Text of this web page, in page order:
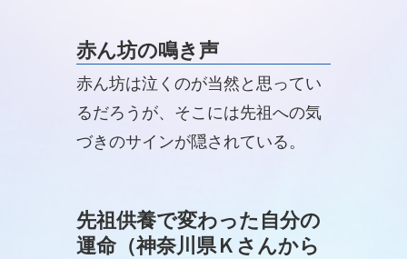
赤ん坊の鳴き声
赤ん坊は泣くのが当然と思ってい
るだろうが、そこには先祖への気
づきのサインが隠されている。
先祖供養で変わった自分の
運命（神奈川県Ｋさんから